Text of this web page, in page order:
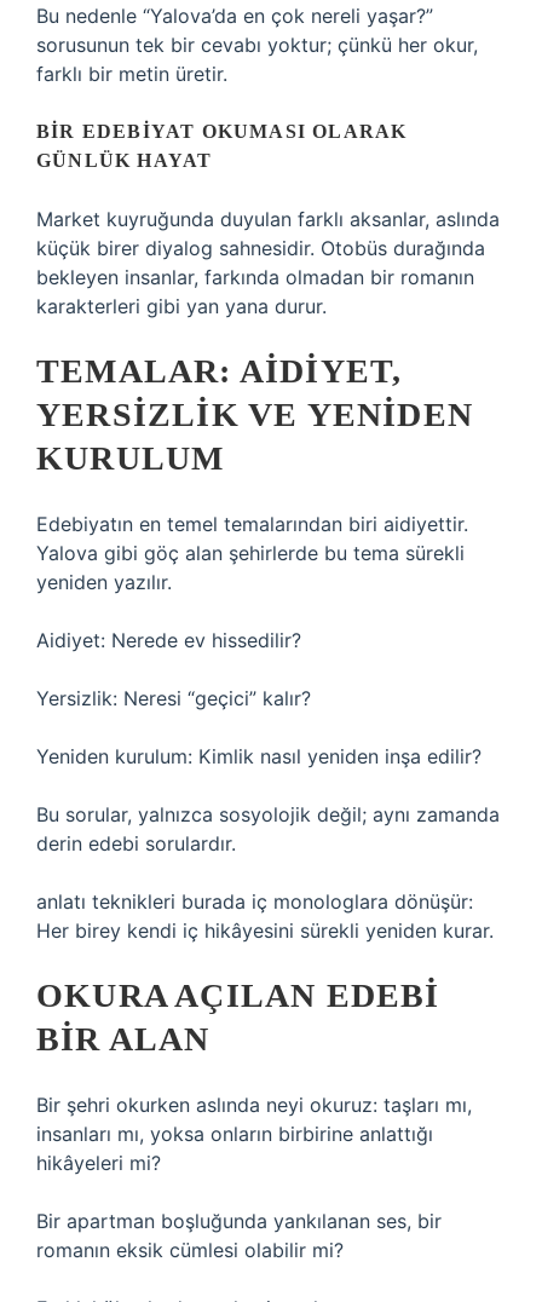
Bu nedenle “Yalova’da en çok nereli yaşar?”
sorusunun tek bir cevabı yoktur; çünkü her okur,
farklı bir metin üretir.
BIR EDEBIYAT OKUMASI OLARAK
GÜNLÜK HAYAT
Market kuyruğunda duyulan farklı aksanlar, aslında
küçük birer diyalog sahnesidir. Otobüs durağında
bekleyen insanlar, farkında olmadan bir romanın
karakterleri gibi yan yana durur.
TEMALAR: AIDIYET,
YERSIZLIK VE YENIDEN
KURULUM
Edebiyatın en temel temalarından biri aidiyettir.
Yalova gibi göç alan şehirlerde bu tema sürekli
yeniden yazılır.
Aidiyet: Nerede ev hissedilir?
Yersizlik: Neresi “geçici” kalır?
Yeniden kurulum: Kimlik nasıl yeniden inşa edilir?
Bu sorular, yalnızca sosyolojik değil; aynı zamanda
derin edebi sorulardır.
anlatı teknikleri burada iç monologlara dönüşür:
Her birey kendi iç hikâyesini sürekli yeniden kurar.
OKURA AÇILAN EDEBI
BIR ALAN
Bir şehri okurken aslında neyi okuruz: taşları mı,
insanları mı, yoksa onların birbirine anlattığı
hikâyeleri mi?
Bir apartman boşluğunda yankılanan ses, bir
romanın eksik cümlesi olabilir mi?